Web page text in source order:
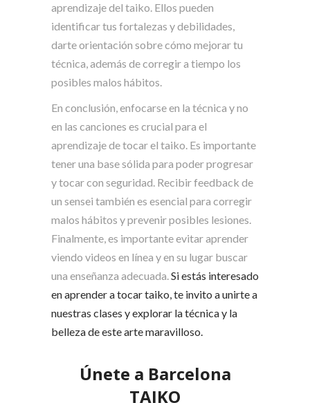
aprendizaje del taiko. Ellos pueden
identificar tus fortalezas y debilidades,
darte orientación sobre cómo mejorar tu
técnica, además de corregir a tiempo los
posibles malos hábitos.
En conclusión, enfocarse en la técnica y no
en las canciones es crucial para el
aprendizaje de tocar el taiko. Es importante
tener una base sólida para poder progresar
y tocar con seguridad. Recibir feedback de
un sensei también es esencial para corregir
malos hábitos y prevenir posibles lesiones.
Finalmente, es importante evitar aprender
viendo videos en línea y en su lugar buscar
una enseñanza adecuada.Si estás interesado
en aprender a tocar taiko, te invito a unirte a
nuestras clases y explorar la técnica y la
belleza de este arte maravilloso.